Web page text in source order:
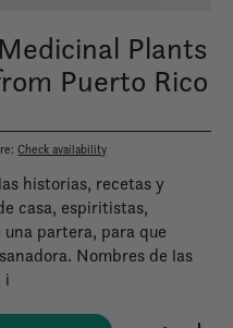
Plants
Puerto Rico
:Check availability
historias, recetas y
casa, espiritistas,
partera, para que
Nombres de las
i